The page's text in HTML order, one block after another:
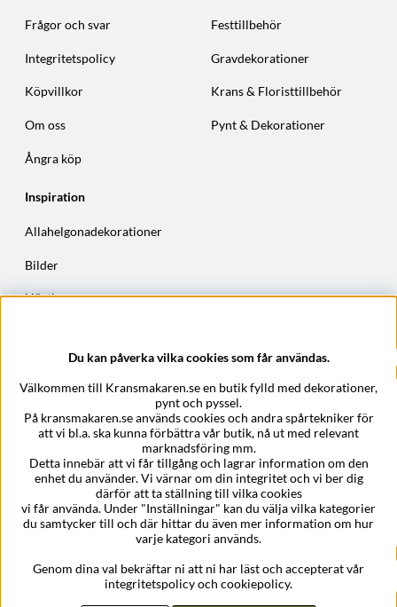
Frågor och svar
Integritetspolicy
Köpvillkor
Om oss
Ångra köp
Festtillbehör
Gravdekorationer
Krans & Floristtillbehör
Pynt & Dekorationer
Inspiration
Allahelgonadekorationer
Bilder
Höstkransar
Epost:support@kransmakaren.se
Du kan påverka vilka cookies som får användas.
Välkommen till Kransmakaren.se en butik fylld med dekorationer,
pynt och pyssel.
På kransmakaren.se används cookies och andra spårtekniker för
att vi bl.a. ska kunna förbättra vår butik, nå ut med relevant
marknadsföring mm.
Detta innebär att vi får tillgång och lagrar information om den
enhet du använder. Vi värnar om din integritet och vi ber dig
därför att ta ställning till vilka cookies
vi får använda. Under "Inställningar" kan du välja vilka kategorier
du samtycker till och där hittar du även mer information om hur
varje kategori används.
Genom dina val bekräftar ni att ni har läst och accepterat vår
integritetspolicy och cookiepolicy.